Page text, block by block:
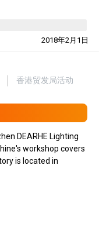
2018年2月1日
香港贸发局活动
DEARHE Lighting
workshop covers
is located in